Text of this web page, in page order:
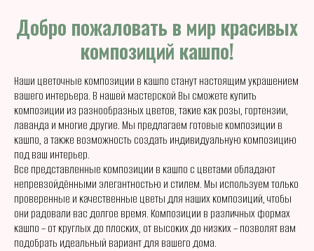
Добро пожаловать в мир красивых
композиций кашпо!
Наши цветочные композиции в кашпо станут настоящим украшением
вашего интерьера. В нашей мастерской Вы сможете купить
композиции из разнообразных цветов, такие как розы, гортензии,
лаванда и многие другие. Мы предлагаем готовые композиции в
кашпо, а также возможность создать индивидуальную композицию
под ваш интерьер.
Все представленные композиции в кашпо с цветами обладают
непревзойдёнными элегантностью и стилем. Мы используем только
проверенные и качественные цветы для наших композиций, чтобы
они радовали вас долгое время. Композиции в различных формах
кашпо – от круглых до плоских, от высоких до низких – позволят вам
подобрать идеальный вариант для вашего дома.